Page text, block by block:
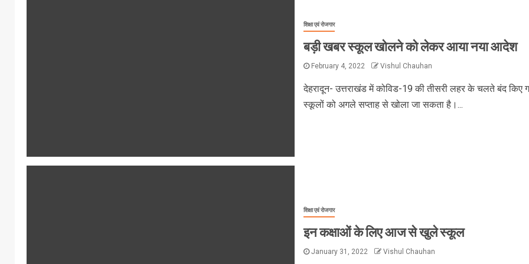
शिक्षा एवं रोजगार
बड़ी खबर स्कूल खोलने को लेकर आया नया आदेश
February 4, 2022 Vishul Chauhan
देहरादून- उत्तराखंड में कोविड-19 की तीसरी लहर के चलते बंद किए
स्कूलों को अगले सप्ताह से खोला जा सकता है।...
शिक्षा एवं रोजगार
इन कक्षाओं के लिए आज से खुले स्कूल
January 31, 2022 Vishul Chauhan